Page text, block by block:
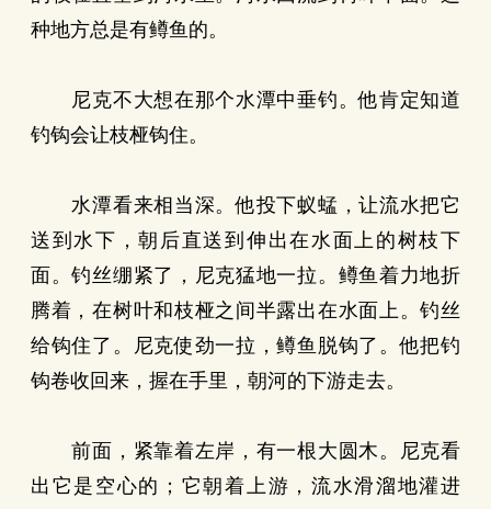
种地方总是有鳟鱼的。
尼克不大想在那个水潭中垂钓。他肯定知道
钓钩会让枝桠钩住。
水潭看来相当深。他投下蚁蜢，让流水把它
送到水下，朝后直送到伸出在水面上的树枝下
面。钓丝绷紧了，尼克猛地一拉。鳟鱼着力地折
腾着，在树叶和枝桠之间半露出在水面上。钓丝
给钩住了。尼克使劲一拉，鳟鱼脱钩了。他把钓
钩卷收回来，握在手里，朝河的下游走去。
前面，紧靠着左岸，有一根大圆木。尼克看
出它是空心的；它朝着上游，流水滑溜地灌进